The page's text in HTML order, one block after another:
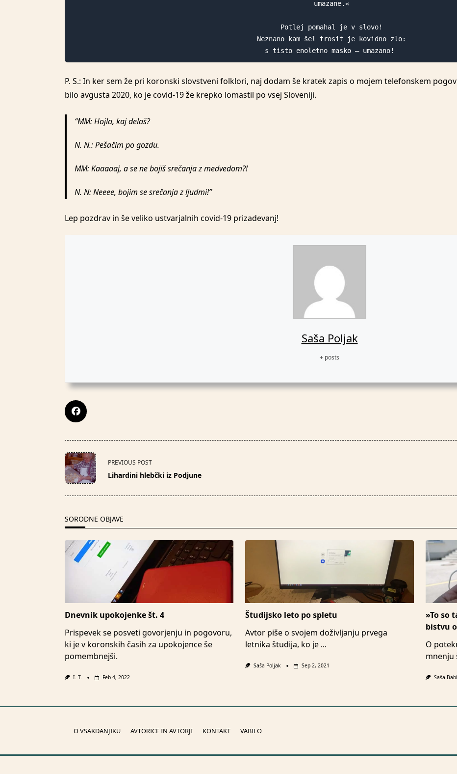
s tisto enoletno masko – umazano!
P. S.: In ker sem že pri koronski slovstveni folklori, naj dodam še kratek zapis o mojem telefonskem
bilo avgusta 2020, ko je covid-19 že krepko lomastil po vsej Sloveniji.
MM: Hojla, kaj delaš?
N. N.: Pešačim po gozdu.
MM: Kaaaaaj, a se ne bojiš srečanja z medvedom?!
N. N: Neeee, bojim se srečanja z ljudmi!
Lep pozdrav in še veliko ustvarjalnih covid-19 prizadevanj!
Saša Poljak
+ posts
<span
class="nav-
subtitle
screen-
text">Page</span>
PREVIOUS POST
Lihardini hlebčki iz Podjune
SORODNE OBJAVE
Dnevnik upokojenke št. 4
Prispevek se posveti govorjenju in pogovoru,
ki je v koronskih časih za upokojence še
pomembnejši.
I. T. Feb 4, 2022
Študijsko leto po spletu
Avtor piše o svojem doživljanju prvega
letnika študija, ko je ...
Saša Poljak Sep 2, 2021
»To so
bistvu
O
mnenju
Saša
O VSAKDANJIKU AVTORICE IN AVTORJI KONTAKT VABILO